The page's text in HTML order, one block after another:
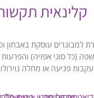
קלינאית
למבוגרים עוסקת באבחון
(כל סוגי אפזיה) והפרעות
פגיעה או מחלה